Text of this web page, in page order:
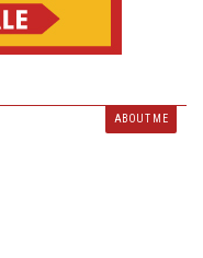
ABOUT ME